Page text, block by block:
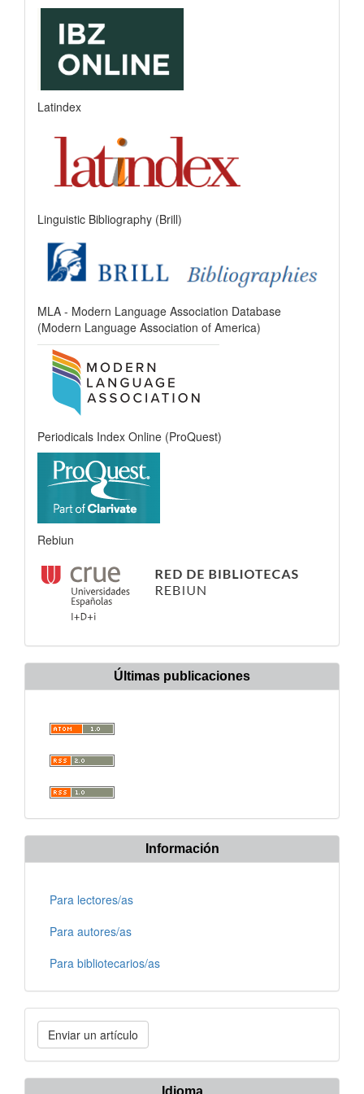
Latindex
Linguistic Bibliography (Brill)
MLA - Modern Language Association Database
(Modern Language Association of America)
Periodicals Index Online (ProQuest)
Rebiun
Últimas publicaciones
Información
Para lectores/as
Para autores/as
Para bibliotecarios/as
Enviar
un
artículo
Enviar un artículo
Idioma